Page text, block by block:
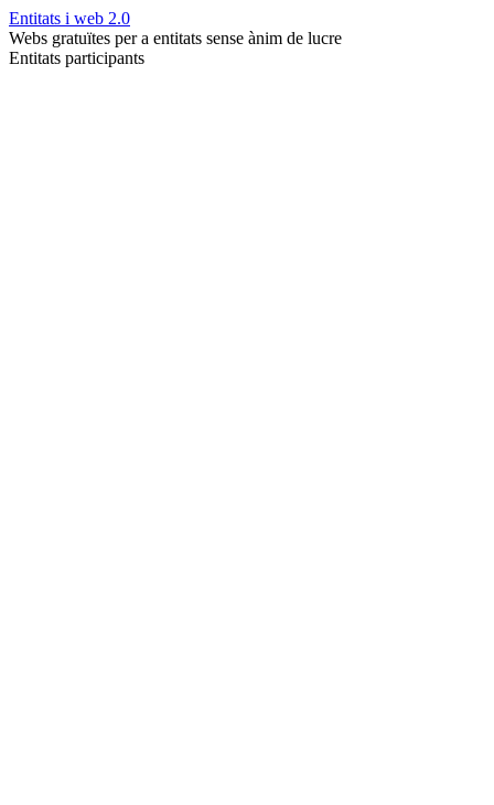
Entitats i web 2.0
Webs gratuïtes per a entitats sense ànim de lucre
Entitats participants